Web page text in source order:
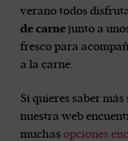
verano todos
de carne junto a
fresco para
a la carne.
Si quieres saber
nuestra web
muchas opciones